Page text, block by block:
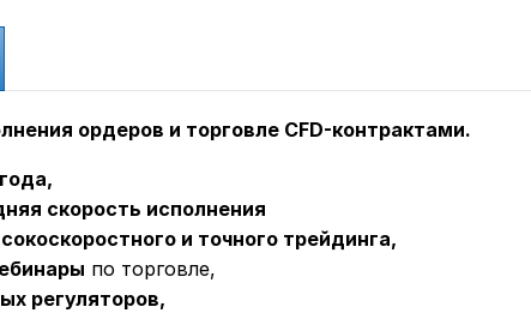
ордеров и торговле CFD-контрактами.
скорость исполнения
и точного трейдинга,
по торговле,
регуляторов,